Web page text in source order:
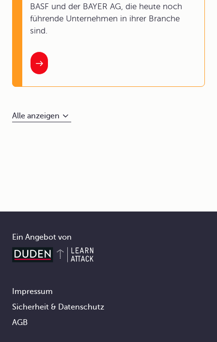
BASF und der BAYER AG, die heute noch
führende Unternehmen in ihrer Branche
sind.
Alle anzeigen
Ein Angebot von
Footer
Impressum
Sicherheit & Datenschutz
AGB